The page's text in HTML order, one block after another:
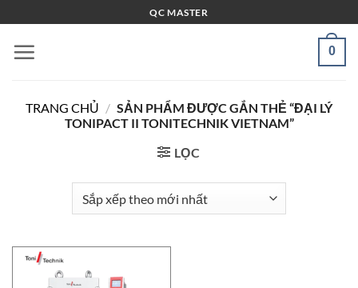
qua
nội
QC MASTER
0
TRANG CHỦ / SẢN PHẨM ĐƯỢC GẮN THẺ “ĐẠI LÝ
TONIPACT II TONITECHNIK VIETNAM”
LỌC